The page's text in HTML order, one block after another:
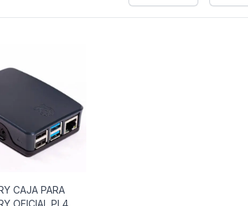
CAJA PARA
OFICIAL PI 4,